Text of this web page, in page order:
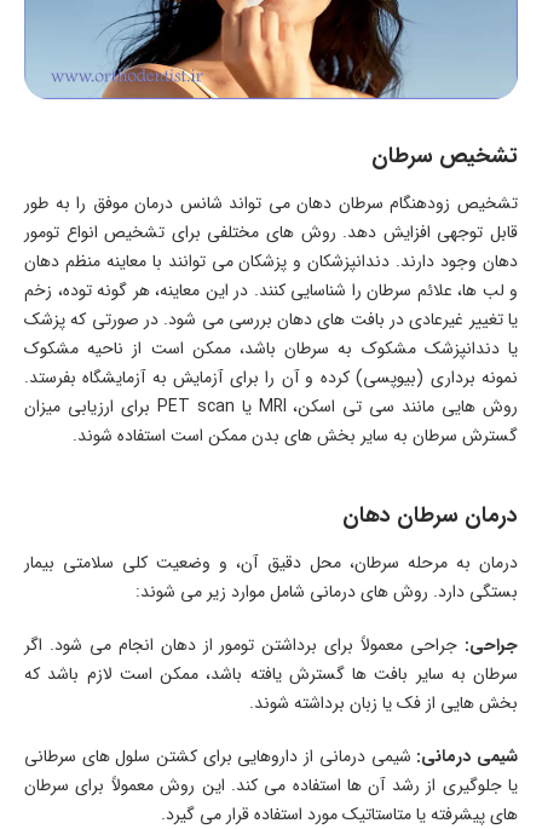
تشخیص سرطان
تشخیص زودهنگام سرطان دهان می تواند شانس درمان موفق را به طور
قابل توجهی افزایش دهد. روش های مختلفی برای تشخیص انواع تومور
دهان وجود دارند. دندانپزشکان و پزشکان می توانند با معاینه منظم دهان
و لب ها، علائم سرطان را شناسایی کنند. در این معاینه، هر گونه توده، زخم
یا تغییر غیرعادی در بافت های دهان بررسی می شود. در صورتی که پزشک
یا دندانپزشک مشکوک به سرطان باشد، ممکن است از ناحیه مشکوک
نمونه برداری (بیوپسی) کرده و آن را برای آزمایش به آزمایشگاه بفرستد.
روش هایی مانند سی تی اسکن، MRI یا PET scan برای ارزیابی میزان
گسترش سرطان به سایر بخش های بدن ممکن است استفاده شوند.
درمان سرطان دهان
درمان به مرحله سرطان، محل دقیق آن، و وضعیت کلی سلامتی بیمار
بستگی دارد. روش های درمانی شامل موارد زیر می شوند:
جراحی: جراحی معمولاً برای برداشتن تومور از دهان انجام می شود. اگر
سرطان به سایر بافت ها گسترش یافته باشد، ممکن است لازم باشد که
بخش هایی از فک یا زبان برداشته شوند.
شیمی درمانی: شیمی درمانی از داروهایی برای کشتن سلول های سرطانی
یا جلوگیری از رشد آن ها استفاده می کند. این روش معمولاً برای سرطان
های پیشرفته یا متاستاتیک مورد استفاده قرار می گیرد.